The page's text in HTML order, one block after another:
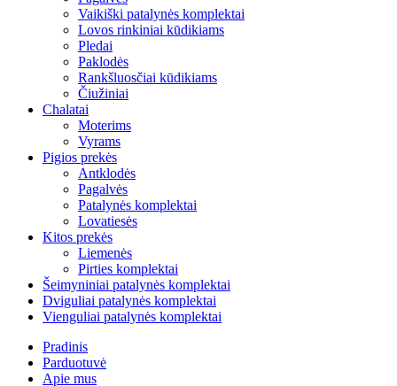
Vaikiški patalynės komplektai
Lovos rinkiniai kūdikiams
Pledai
Paklodės
Rankšluosčiai kūdikiams
Čiužiniai
Chalatai
Moterims
Vyrams
Pigios prekės
Antklodės
Pagalvės
Patalynės komplektai
Lovatiesės
Kitos prekės
Liemenės
Pirties komplektai
Šeimyniniai patalynės komplektai
Dviguliai patalynės komplektai
Vienguliai patalynės komplektai
Pradinis
Parduotuvė
Apie mus